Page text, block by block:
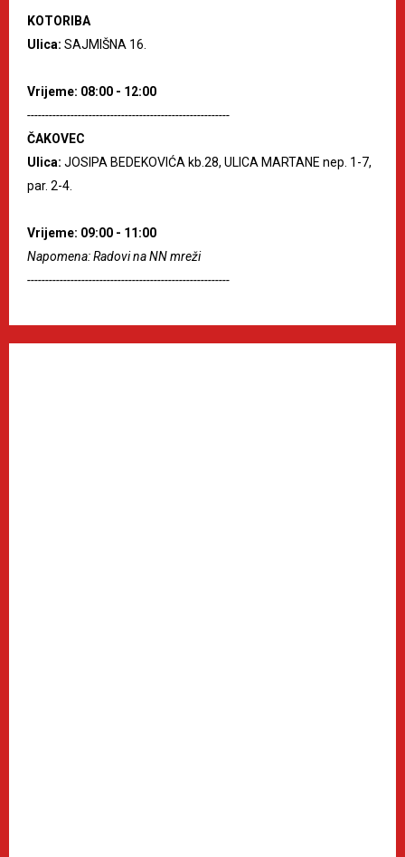
KOTORIBA
Ulica: SAJMIŠNA 16.
Vrijeme: 08:00 - 12:00
--------------------------------------------------------
ČAKOVEC
Ulica: JOSIPA BEDEKOVIĆA kb.28, ULICA MARTANE nep. 1-7,
par. 2-4.
Vrijeme: 09:00 - 11:00
Napomena: Radovi na NN mreži
--------------------------------------------------------